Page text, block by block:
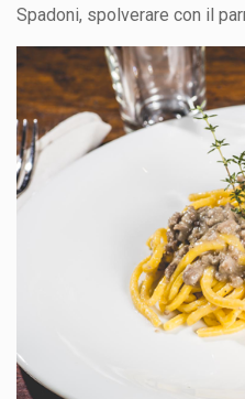
Spadoni, spolverare con il